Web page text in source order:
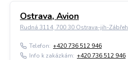
Ostrava, Avion
Rudná 3114, 700 30 Ostrava-jih-Zábřeh
Telefon: +420 736 512 946
Info k zakázkám: +420 736 512 946